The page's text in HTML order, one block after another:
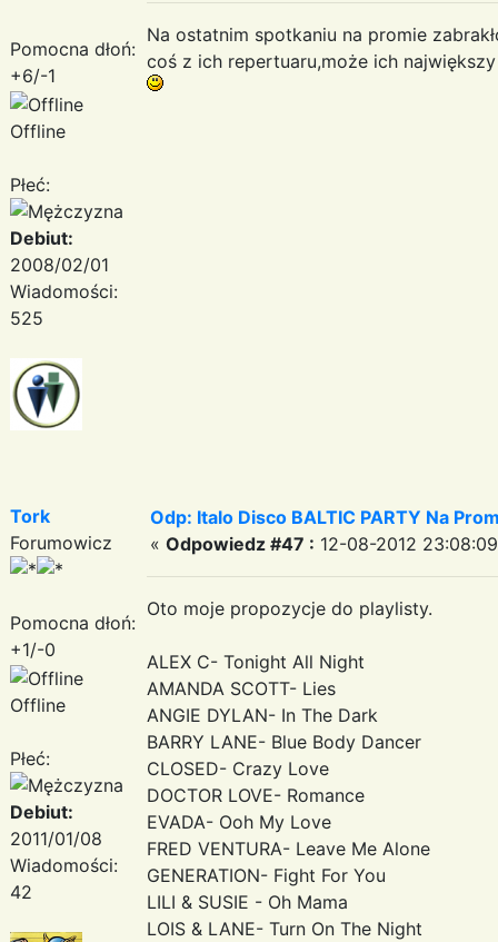
Pomocna dłoń:
+6/-1
Offline
Płeć:
Debiut:
2008/02/01
Wiadomości:
525
Na ostatnim spotkaniu na promie
coś z ich repertuaru,może ich
Tork
Forumowicz
Pomocna dłoń:
+1/-0
Offline
Płeć:
Debiut:
2011/01/08
Wiadomości:
42
Odp: Italo Disco BALTIC PARTY Na
« Odpowiedz #47 : 12-08-2012
Oto moje propozycje do playlisty.
ALEX C- Tonight All Night
AMANDA SCOTT- Lies
ANGIE DYLAN- In The Dark
BARRY LANE- Blue Body Dancer
CLOSED- Crazy Love
DOCTOR LOVE- Romance
EVADA- Ooh My Love
FRED VENTURA- Leave Me Alone
GENERATION- Fight For You
LILI & SUSIE - Oh Mama
LOIS & LANE- Turn On The Night